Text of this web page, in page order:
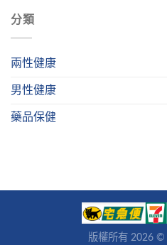
分類
兩性健康
男性健康
藥品保健
版權所有 2026 ©